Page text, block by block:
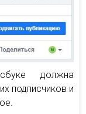
должна
подписчиков и